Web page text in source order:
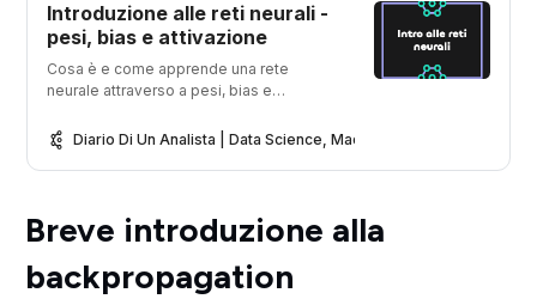
Introduzione alle reti neurali -
pesi, bias e attivazione
Cosa è e come apprende una rete
neurale attraverso a pesi, bias e
formano la base del deep learning e dei
modelli transformer e GPT
Diario Di Un Analista | Data Science, Machine Learning &
Breve introduzione alla
backpropagation